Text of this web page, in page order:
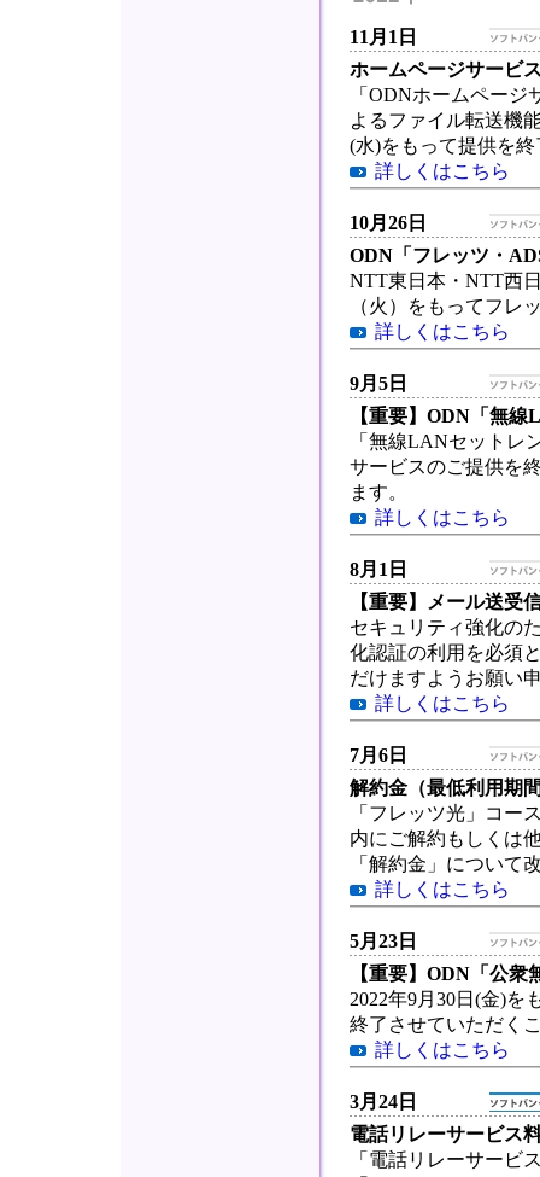
11月1日
ホームページサービ
「ODNホームペー
よるファイル転送機
(水)をもって提供を
詳しくはこちら
10月26日
ODN「フレッツ・
NTT東日本・NTT西
（火）をもってフレ
詳しくはこちら
9月5日
【重要】ODN「無
「無線LANセットレ
サービスのご提供を
ます。
詳しくはこちら
8月1日
【重要】メール送受
セキュリティ強化の
化認証の利用を必須
だけますようお願い
詳しくはこちら
7月6日
解約金（最低利用期
「フレッツ光」コー
内にご解約もしくは
「解約金」について
詳しくはこちら
5月23日
【重要】ODN「公
2022年9月30日(金)
終了させていただく
詳しくはこちら
3月24日
電話リレーサービス
「電話リレーサービ